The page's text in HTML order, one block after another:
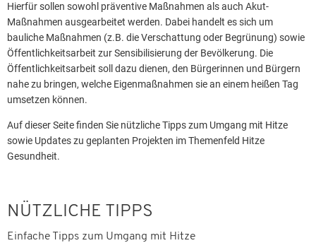
Hierfür sollen sowohl präventive Maßnahmen als auch Akut-
Maßnahmen ausgearbeitet werden. Dabei handelt es sich um
bauliche Maßnahmen (z.B. die Verschattung oder Begrünung) sowie
Öffentlichkeitsarbeit zur Sensibilisierung der Bevölkerung. Die
Öffentlichkeitsarbeit soll dazu dienen, den Bürgerinnen und Bürgern
nahe zu bringen, welche Eigenmaßnahmen sie an einem heißen Tag
umsetzen können.
Auf dieser Seite finden Sie nützliche Tipps zum Umgang mit Hitze
sowie Updates zu geplanten Projekten im Themenfeld Hitze
Gesundheit.
NÜTZLICHE TIPPS
Einfache Tipps zum Umgang mit Hitze